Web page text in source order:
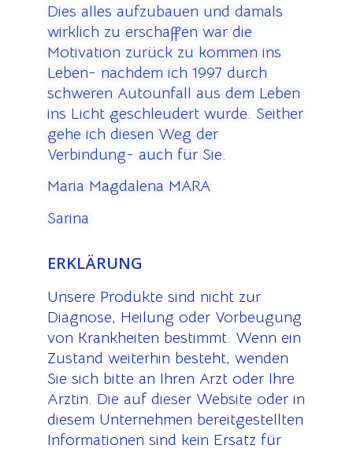
Dies alles aufzubauen und damals
wirklich zu erschaffen war die
Motivation zurück zu kommen ins
Leben- nachdem ich 1997 durch
schweren Autounfall aus dem Leben
ins Licht geschleudert wurde. Seither
gehe ich diesen Weg der
Verbindung- auch für Sie.
Maria Magdalena MARA
Sarina
ERKLÄRUNG
Unsere Produkte sind nicht zur
Diagnose, Heilung oder Vorbeugung
von Krankheiten bestimmt. Wenn ein
Zustand weiterhin besteht, wenden
Sie sich bitte an Ihren Arzt oder Ihre
Ärztin. Die auf dieser Website oder in
diesem Unternehmen bereitgestellten
Informationen sind kein Ersatz für